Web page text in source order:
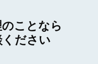
ことなら
ください